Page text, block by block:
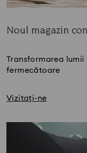
Noul magazin
Transformarea
fermecătoare
Vizitați-ne